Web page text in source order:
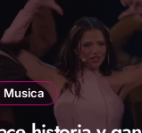
Musica